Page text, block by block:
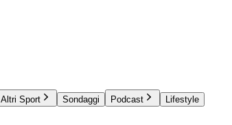
Altri Sport Sondaggi Podcast
Lifestyle